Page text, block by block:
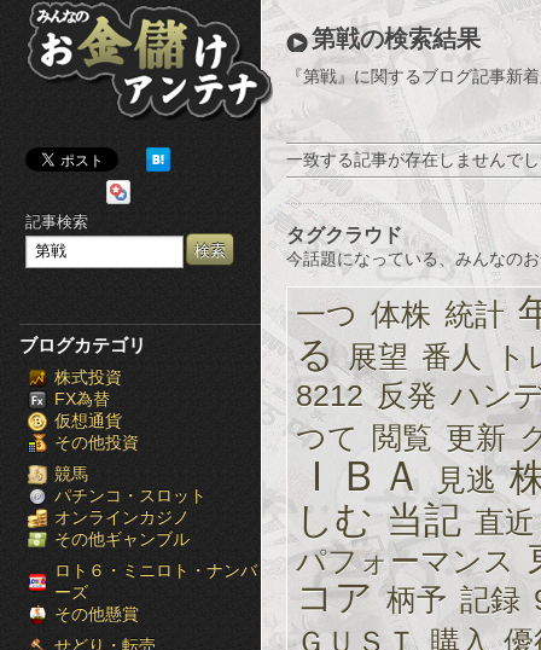
み
ん
な
の
お
金
儲
け
ア
ン
ナ
［ブ
ロ
記事検索
ブログカテゴリ
株式投資
FX為替
仮想通貨
その他投資
競馬
パチンコ・スロット
オンラインカジノ
その他ギャンブル
ロト６・ミニロト・ナンバ
ーズ
その他懸賞
せどり・転売
第戦の検索結果
『第戦』に関するブログ記事新
一致する記事が存在しませんで
タグクラウド
今話題になっている、みんなの
一つ 体株 統計
る 展望 番人
ト
8212 反発 ハン
つて
閲覧 更新
ＩＢＡ 見逃
しむ 当記 直近
パフォーマンス
コア 柄予 記録
ＧＵＳＴ 購入 優